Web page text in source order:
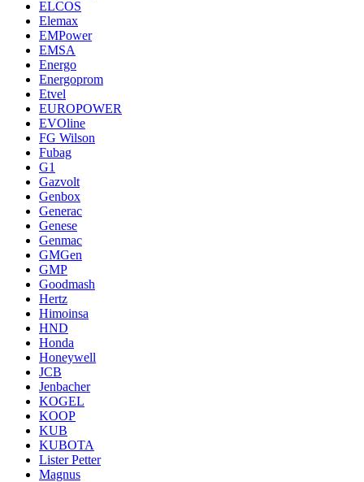
ELCOS
Elemax
EMPower
EMSA
Energo
Energoprom
Etvel
EUROPOWER
EVOline
FG Wilson
Fubag
G1
Gazvolt
Genbox
Generac
Genese
Genmac
GMGen
GMP
Goodmash
Hertz
Himoinsa
HND
Honda
Honeywell
JCB
Jenbacher
KOGEL
KOOP
KUB
KUBOTA
Lister Petter
Magnus